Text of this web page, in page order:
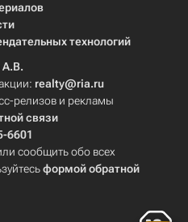
технологий
А.В.
realty@ria.ru
релизов и рекламы
связи
6601
сообщить обо всех
формой обратной